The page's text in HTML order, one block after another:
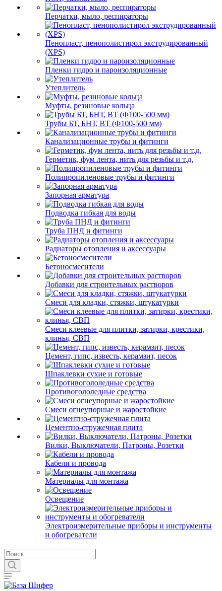
Перчатки, мыло, респираторы
Пенопласт, пенополистирол экструдированный
(XPS)
Пленки гидро и пароизоляционные
Утеплитель
Муфты, резиновые кольца
Трубы БТ, БНТ, ВТ (Ф100-500 мм)
Канализационные трубы и фитинги
Герметик, фум лента, нить для резьбы и т.д.
Полипропиленовые трубы и фитинги
Запорная арматура
Подводка гибкая для воды
Труба ПНД и фитинги
Радиаторы отопления и аксессуары
Бетоносмесители
Добавки для строительных растворов
Смеси для кладки, стяжки, штукатурки
Смеси клеевые для плитки, затирки, крестики,
клинья, СВП
Цемент, гипс, известь, керамзит, песок
Шпаклевки сухие и готовые
Противогололедные средства
Смеси огнеупорные и жаростойкие
Цементно-стружечная плита
Вилки, Выключатели, Патроны, Розетки
Кабели и провода
Материалы для монтажа
Освещение
Электроизмерительные приборы и инструменты
и обогреватели